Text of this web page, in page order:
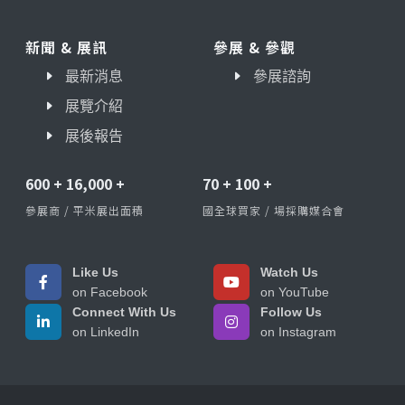
新聞 & 展訊
最新消息
展覽介紹
展後報告
參展 & 參觀
參展諮詢
600 + 16,000 +
參展商 / 平米展出面積
70 + 100 +
國全球買家 / 場採購媒合會
Like Us
on Facebook
Watch Us
on YouTube
Connect With Us
on LinkedIn
Follow Us
on Instagram